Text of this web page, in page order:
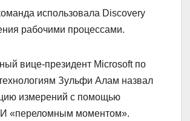
использовала Discovery
рабочими процессами.
вице-президент Microsoft по
Зульфи Алам назвал
измерений с помощью
«переломным моментом».